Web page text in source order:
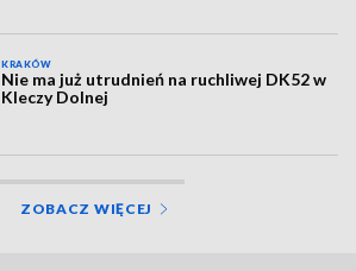
KRAKÓW
Nie ma już utrudnień na ruchliwej DK52 w
Kleczy Dolnej
ZOBACZ WIĘCEJ